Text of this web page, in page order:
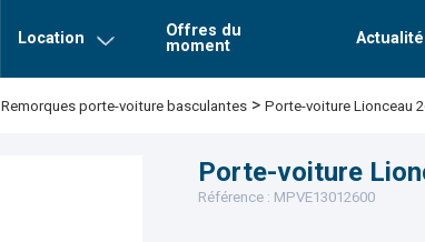
Location
Offres du
moment
Mot de
Remorques porte-voiture basculantes > Porte-voiture Lionceau
Porte-voiture
Référence : MPVE13012600